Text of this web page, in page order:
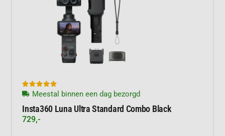

Meestal binnen een dag bezorgd
Insta360 Luna Ultra Standard Combo Black
729,-